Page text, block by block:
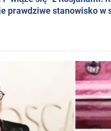
prawdziwe stanowisko w